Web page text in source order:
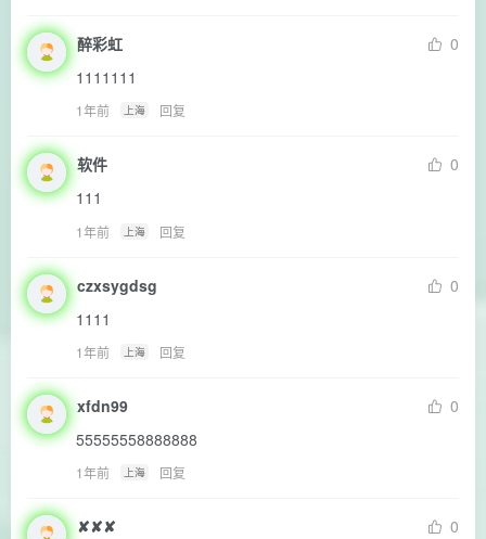
醉彩虹
0
1111111
1年前 上海 回复
软件
0
111
1年前 上海 回复
czxsygdsg
0
1111
1年前 上海 回复
xfdn99
0
55555558888888
1年前 上海 回复
✘✘✘ 0